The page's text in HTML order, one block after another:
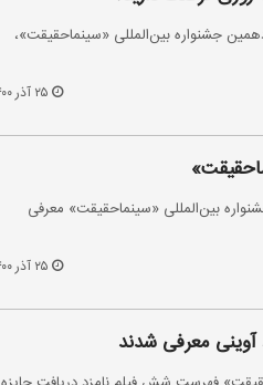
جشنواره بین‌المللی «سینماحقیقت»،
بین‌المللی «سینماحقیقت» معرفی
معرفی شدند